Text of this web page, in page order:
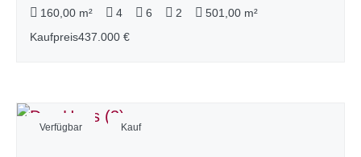
160,00 m²
4 6 2
501,00 m²
Kaufpreis437.000 €
Verfügbar Kauf